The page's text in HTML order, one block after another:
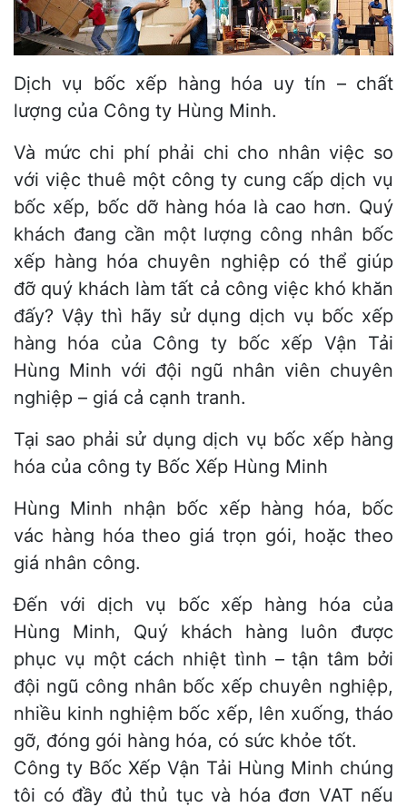
Dịch vụ bốc xếp hàng hóa uy tín – chất
lượng của Công ty Hùng Minh.
Và mức chi phí phải chi cho nhân việc so
với việc thuê một công ty cung cấp dịch vụ
bốc xếp, bốc dỡ hàng hóa là cao hơn. Quý
khách đang cần một lượng công nhân bốc
xếp hàng hóa chuyên nghiệp có thể giúp
đỡ quý khách làm tất cả công việc khó khăn
đấy? Vậy thì hãy sử dụng dịch vụ bốc xếp
hàng hóa của Công ty bốc xếp Vận Tải
Hùng Minh với đội ngũ nhân viên chuyên
nghiệp – giá cả cạnh tranh.
Tại sao phải sử dụng dịch vụ bốc xếp hàng
hóa của công ty Bốc Xếp Hùng Minh
Hùng Minh nhận bốc xếp hàng hóa, bốc
vác hàng hóa theo giá trọn gói, hoặc theo
giá nhân công.
Đến với dịch vụ bốc xếp hàng hóa của
Hùng Minh, Quý khách hàng luôn được
phục vụ một cách nhiệt tình – tận tâm bởi
đội ngũ công nhân bốc xếp chuyên nghiệp,
nhiều kinh nghiệm bốc xếp, lên xuống, tháo
gỡ, đóng gói hàng hóa, có sức khỏe tốt.
Công ty Bốc Xếp Vận Tải Hùng Minh chúng
tôi có đầy đủ thủ tục và hóa đơn VAT nếu